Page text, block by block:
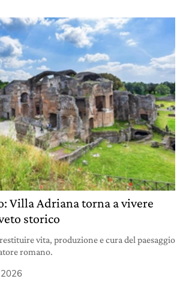
Villa Adriana torna a vivere
storico
vita, produzione e cura del paesaggio
romano.